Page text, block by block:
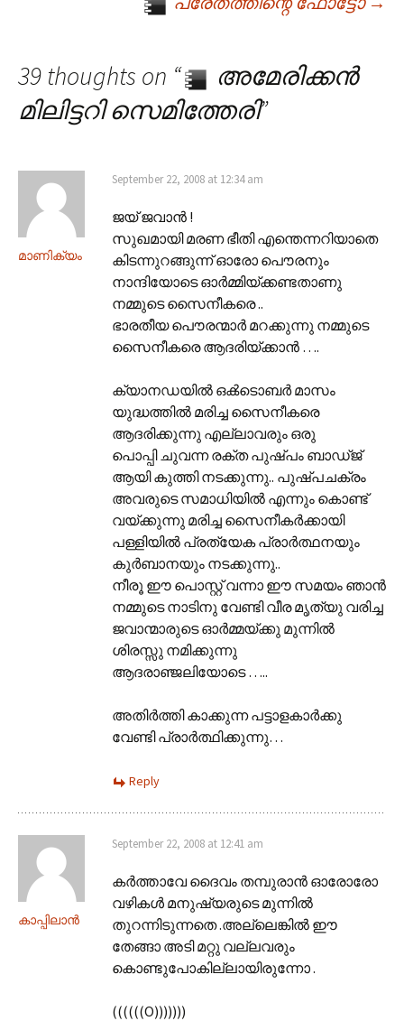
Post navigation
39 thoughts on “
അമേരിക്കന്‍
മിലിട്ടറി സെമിത്തേരി”
മാണിക്യം
September 22, 2008 at 12:34 am
ജയ് ജവാന്‍ !
സുഖമായി മരണ ഭീതി എന്തെന്നറിയാതെ
കിടന്നുറങ്ങുന്ന് ഓരോ പൌരനും
നാന്ദിയോടെ ഓര്‍മ്മിയ്ക്കണ്ടതാണു
നമ്മുടെ സൈനീകരെ ..
ഭാരതീയ പൌരന്മാര്‍ മറക്കുന്നു നമ്മുടെ
സൈനീകരെ ആദരിയ്ക്കാന്‍ ….
ക്യാനഡയില്‍‌ ഒക്‍ടൊബര്‍ മാസം
യുദ്ധത്തില്‍ മരിച്ച സൈനീകരെ
ആദരിക്കുന്നു എല്ലാവരും ഒരു
പൊപ്പി ചുവന്ന രക്ത പുഷ്പം ബാഡ്‌ജ്
ആയി കുത്തി നടക്കുന്നു.. പുഷ്പചക്രം
അവരുടെ സമാധിയില്‍ എന്നും കൊണ്ട്
വയ്ക്കുന്നു മരിച്ച സൈനീകര്‍ക്കായി
പള്ളിയില്‍ പ്രത്യേക പ്രാര്‍ത്ഥനയും
കുര്‍‌ബാനയും നടക്കുന്നു..
നീരൂ ഈ പൊസ്റ്റ് വന്നാ ഈ സമയം ഞാന്‍
നമ്മുടെ നാടിനു വേണ്ടി വീര മൃത്യു വരിച്ച
ജവാന്മാരുടെ ഓര്‍മ്മയ്ക്കു മുന്നില്‍
ശിരസ്സു നമിക്കുന്നു
ആദരാഞ്ജലിയോടെ …..
അതിര്‍ത്തി കാക്കുന്ന പട്ടാളകാര്‍ക്കു
വേണ്ടി പ്രാര്‍ത്ഥിക്കുന്നു…
Reply
കാപ്പിലാന്‍
September 22, 2008 at 12:41 am
കര്‍ത്താവേ ദൈവം തമ്പുരാന്‍ ഓരോരോ
വഴികള്‍ മനുഷ്യരുടെ മുന്നില്‍
തുറന്നിടുന്നതെ .അല്ലെങ്കില്‍ ഈ
തേങ്ങാ അടി മറ്റു വല്ലവരും
കൊണ്ടുപോകില്ലായിരുന്നോ .
((((((O)))))))